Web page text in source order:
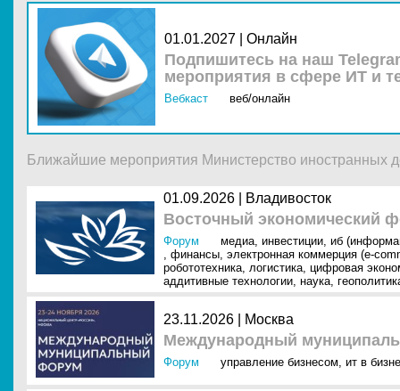
01.01.2027 | Онлайн
Подпишитесь на наш
мероприятия в сфере ИТ и
Вебкаст веб/онлайн
Ближайшие мероприятия Министерство иностранных
01.09.2026 | Владивосток
Восточный экономический
Форум медиа, инвестиции, иб
, финансы, электронная коммерция (e-
робототехника, логистика, цифровая
аддитивные технологии, наука,
23.11.2026 | Москва
Международный
Форум управление бизнесом, ит в